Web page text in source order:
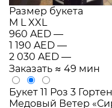
Размер букета
M L XXL
960 AED —
1 190 AED —
2 030 AED —
Заказать ≈ 49 мин
Букет 11 Роз 3
Медовый Ветер